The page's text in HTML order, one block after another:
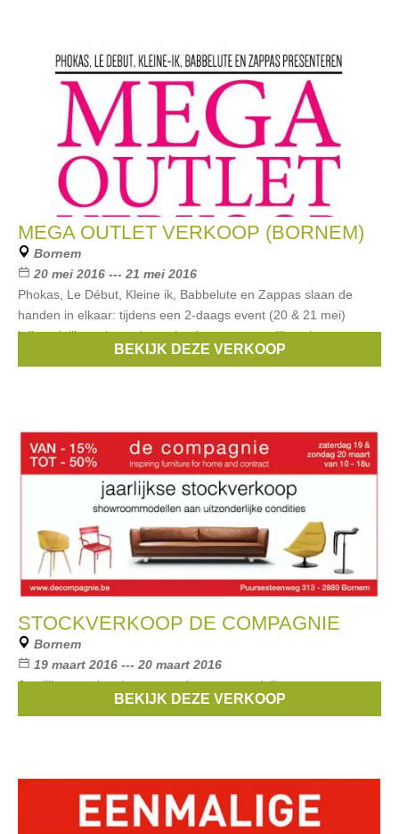
MEGA OUTLET VERKOOP (BORNEM)
Bornem
20 mei 2016 --- 21 mei 2016
Phokas, Le Début, Kleine ik, Babbelute en Zappas slaan de
handen in elkaar: tijdens een 2-daags event (20 & 21 mei)
krijgen jullie outlet verkoop, kortingen, voorstelling nieuwe
collectie,... Zwangerschapskledij,
BEKIJK DEZE VERKOOP
STOCKVERKOOP DE COMPAGNIE
Bornem
19 maart 2016 --- 20 maart 2016
Jaarlijkse stockverkoop van showroommodellen aan
uitzonderlijke condities van -15% tot -50%
BEKIJK DEZE VERKOOP